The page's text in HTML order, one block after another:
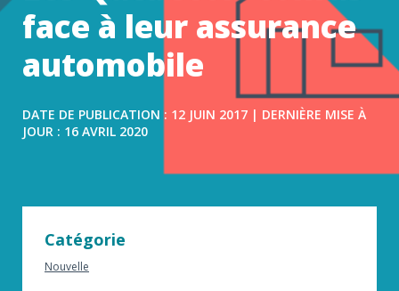
dommages
face à leur assurance
automobile
DATE DE PUBLICATION : 12 JUIN 2017 | DERNIÈRE MISE À
JOUR : 16 AVRIL 2020
Catégorie
Nouvelle